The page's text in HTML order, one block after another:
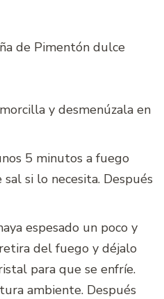
de Pimentón dulce
y desmenúzala en
5 minutos a fuego
si lo necesita. Después
espesado un poco y
del fuego y déjalo
para que se enfríe.
ambiente. Después